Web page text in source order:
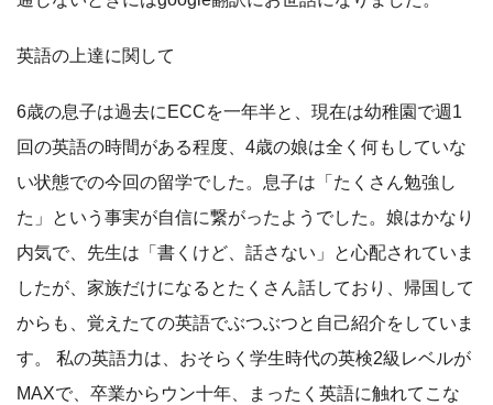
英語の上達に関して
6歳の息子は過去にECCを一年半と、現在は幼稚園で週1
回の英語の時間がある程度、4歳の娘は全く何もしていな
い状態での今回の留学でした。息子は「たくさん勉強し
た」という事実が自信に繋がったようでした。娘はかなり
内気で、先生は「書くけど、話さない」と心配されていま
したが、家族だけになるとたくさん話しており、帰国して
からも、覚えたての英語でぶつぶつと自己紹介をしていま
す。 私の英語力は、おそらく学生時代の英検2級レベルが
MAXで、卒業からウン十年、まったく英語に触れてこな